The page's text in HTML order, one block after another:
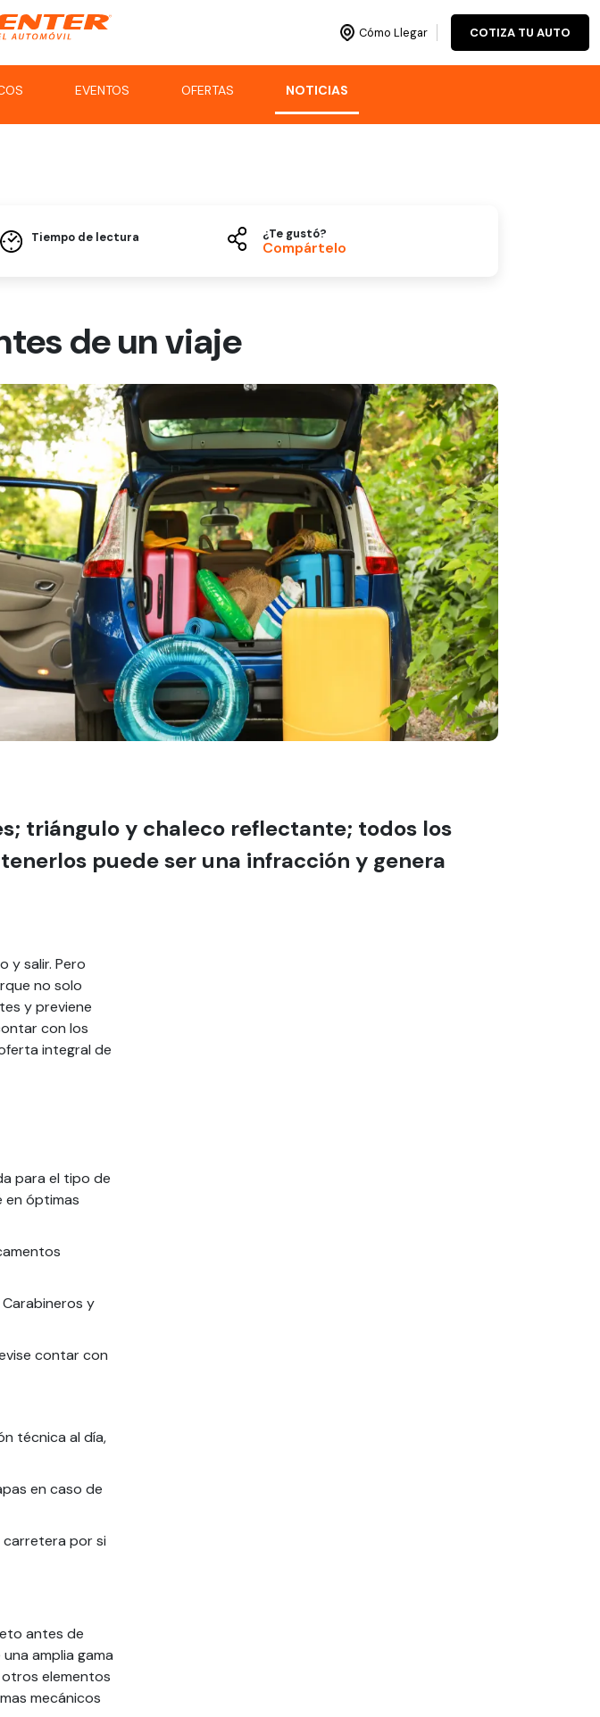
Cómo Llegar COTIZA TU AUTO
EVENTOS OFERTAS NOTICIAS
Tiempo de lectura ¿Te gustó?
Compártelo
de un viaje
triángulo y chaleco reflectante; todos los
puede ser una infracción y genera
y salir. Pero
no solo
y previene
con los
integral de
para el tipo de
en óptimas
y
contar con
técnica al día,
en caso de
carretera por si
antes de
amplia gama
elementos
mecánicos